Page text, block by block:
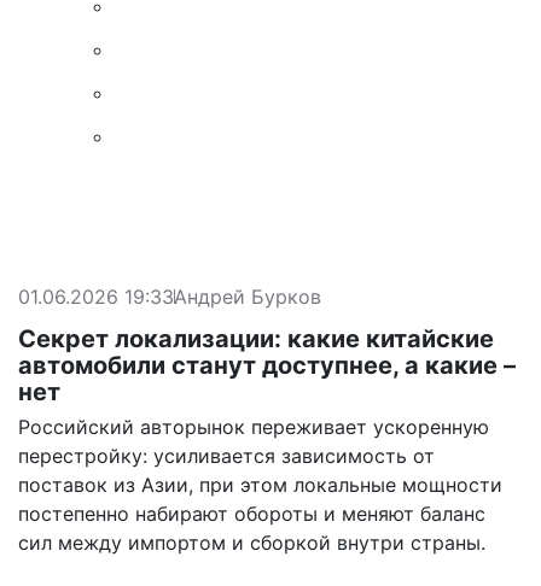
01.06.2026 19:33Андрей Бурков
Секрет локализации: какие китайские
автомобили станут доступнее, а какие –
нет
Российский авторынок переживает ускоренную
перестройку: усиливается зависимость от
поставок из Азии, при этом локальные мощности
постепенно набирают обороты и меняют баланс
сил между импортом и сборкой внутри страны.